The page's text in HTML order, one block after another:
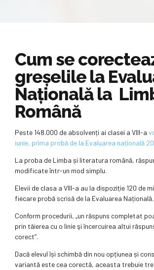
Cum se
greșelile la
Națională la
Română
Peste 148.000 de absolvenți ai clasei a VIII-a
iunie, prima probă de la Evaluarea națională
La proba de Limba și literatura română,
modificate într-un mod simplu.
Elevii de clasa a VIII-a au la dispoziție 120 de
fiecare probă scrisă de la Evaluarea Națională.
Conform procedurii, „un răspuns completat
prin tăierea cu o linie şi încercuirea altui
corect”.
Dacă elevul își schimbă din nou opțiunea și
variantă este cea corectă, aceasta trebuie